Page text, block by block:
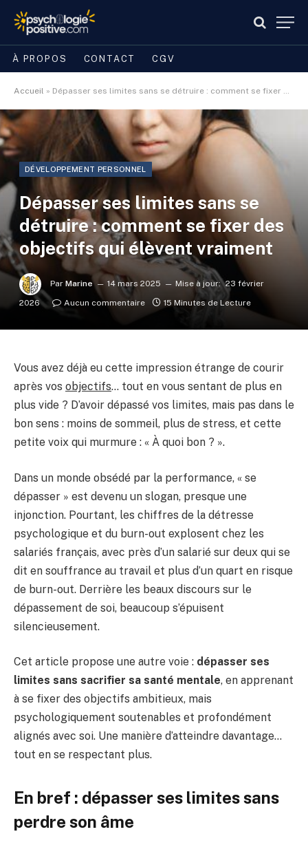
À PROPOS CONTACT CGV
Accueil » Dépasser ses limites sans se détruire : comment se fixer des objectifs qui élèvent vraiment
DÉVELOPPEMENT PERSONNEL
Dépasser ses limites sans se
détruire : comment se fixer des
objectifs qui élèvent vraiment
Par Marine 14 mars 2025 Mise à jour: 23 février
2026
Aucun commentaire 15 Minutes de Lecture
Vous avez déjà eu cette impression étrange de courir
après vos objectifs… tout en vous sentant de plus en
plus vide ? D’avoir dépassé vos limites, mais pas dans le
bon sens : moins de sommeil, plus de stress, et cette
petite voix qui murmure : « À quoi bon ? ».
Dans un monde obsédé par la performance, « se
dépasser » est devenu un slogan, presque une
injonction. Pourtant, les chiffres de la détresse
psychologique et du burn-out explosent chez les
salariés français, avec près d’un salarié sur deux qui se
dit en souffrance au travail et plus d’un quart en risque
de burn-out. Derrière les beaux discours sur le
dépassement de soi, beaucoup s’épuisent
silencieusement.
Cet article propose une autre voie : dépasser ses
limites sans sacrifier sa santé mentale, en apprenant
à se fixer des objectifs ambitieux, mais
psychologiquement soutenables et profondément
alignés avec soi. Une manière d’atteindre davantage…
tout en se respectant plus.
En bref : dépasser ses limites sans
perdre son âme